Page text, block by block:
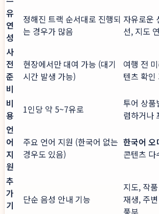
유
연
성
정해진 트랙 순서대로 진행되
는 경우가 많음
자유로운
선, 지도
사
전
준
비
현장에서만 대여 가능 (대기
시간 발생 가능)
여행 전
텐츠 확인
비
용
1인당 약 5~7유로
투어 상품
렴하거나
언
어
지
원
주요 언어 지원 (한국어 없는
경우도 있음)
한국어 오
콘텐츠 다
추
가
기
단순 음성 안내 기능
지도, 작
재생, 주
풍부